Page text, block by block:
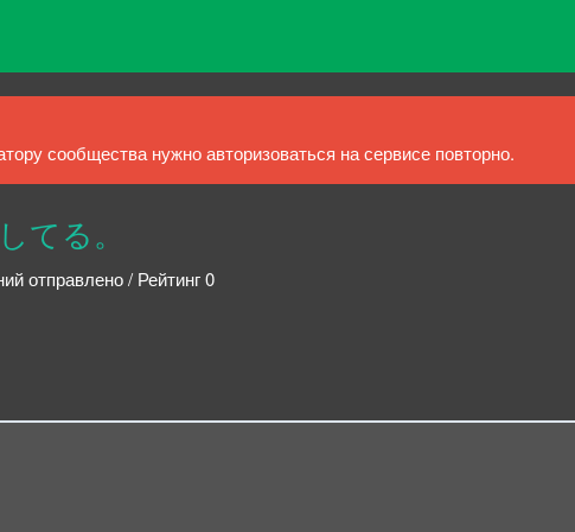
сообщества нужно авторизоваться на сервисе повторно.
てる。
отправлено / Рейтинг 0